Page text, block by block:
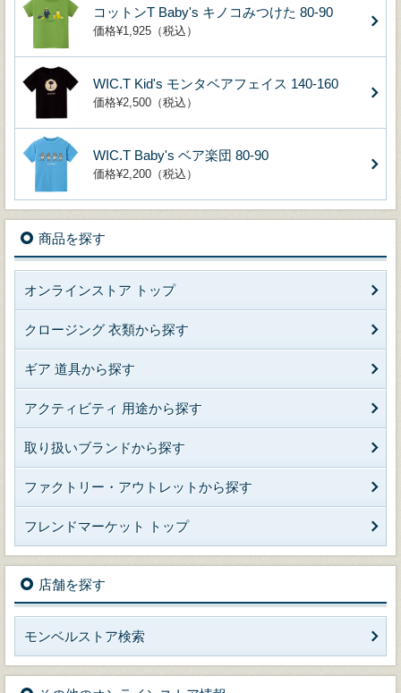
コットンT Baby's キノコみつけた 80-90
価格¥1,925（税込）
WIC.T Kid's モンタベアフェイス 140-160
価格¥2,500（税込）
WIC.T Baby's ベア楽団 80-90
価格¥2,200（税込）
商品を探す
オンラインストア トップ
クロージング 衣類から探す
ギア 道具から探す
アクティビティ 用途から探す
取り扱いブランドから探す
ファクトリー・アウトレットから探す
フレンドマーケット トップ
店舗を探す
モンベルストア検索